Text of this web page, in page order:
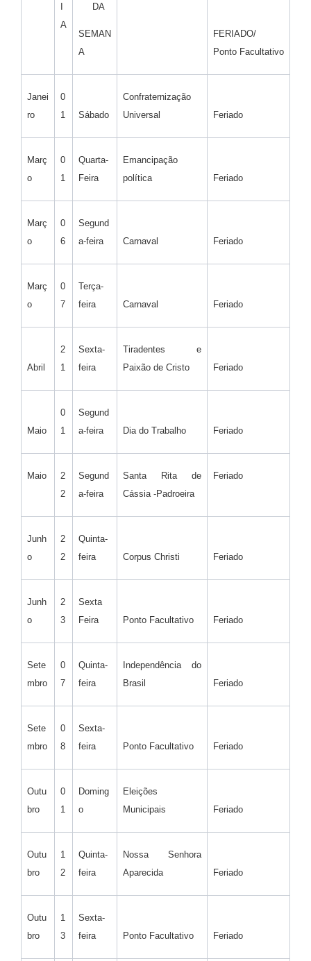
I
A
DA
SEMAN
A
FERIADO/
Ponto Facultativo
Janei
ro
0
1
Sábado
Confraternização
Universal
Feriado
Març
o
0
1
Quarta-
Feira
Emancipação
política
Feriado
Març
o
0
6
Segund
a-feira
Carnaval Feriado
Març
o
0
7
Terça-
feira
Carnaval Feriado
Abril
2
1
Sexta-
feira
Tiradentes e
Paixão de Cristo
Feriado
Maio
0
1
Segund
a-feira
Dia do Trabalho Feriado
Maio
2
2
Segund
a-feira
Santa Rita de
Cássia -Padroeira
Feriado
Junh
o
2
2
Quinta-
feira
Corpus Christi Feriado
Junh
o
2
3
Sexta
Feira
Ponto Facultativo Feriado
Sete
mbro
0
7
Quinta-
feira
Independência do
Brasil
Feriado
Sete
mbro
0
8
Sexta-
feira
Ponto Facultativo Feriado
Outu
bro
0
1
Doming
o
Eleições
Municipais
Feriado
Outu
bro
1
2
Quinta-
feira
Nossa Senhora
Aparecida
Feriado
Outu
bro
1
3
Sexta-
feira
Ponto Facultativo Feriado